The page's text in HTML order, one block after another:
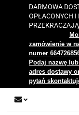
DARMOWA
OPŁACONYCH I
zamówienie w
numer
Podaj nazwę
adres dostawy
pytań